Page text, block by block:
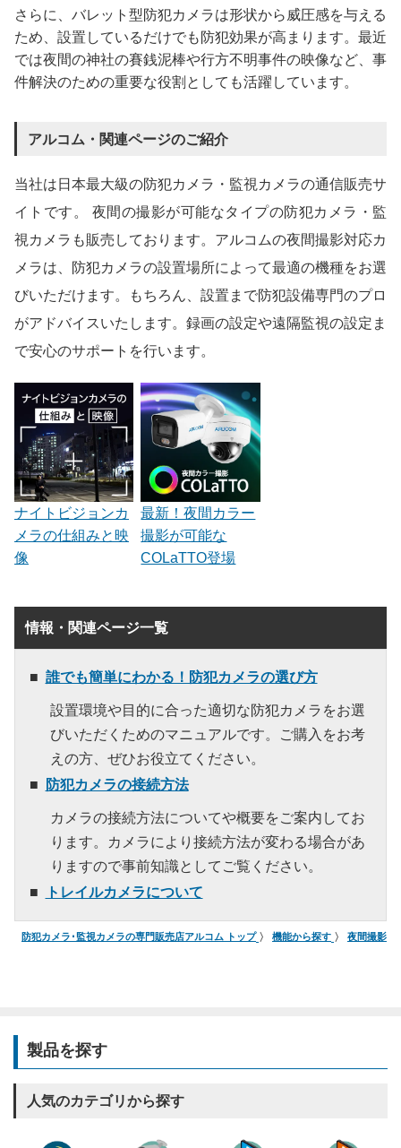
さらに、バレット型防犯カメラは形状から威圧感を与える
ため、設置しているだけでも防犯効果が高まります。最近
では夜間の神社の賽銭泥棒や行方不明事件の映像など、事
件解決のための重要な役割としても活躍しています。
アルコム・関連ページのご紹介
当社は日本最大級の防犯カメラ・監視カメラの通信販売サ
イトです。 夜間の撮影が可能なタイプの防犯カメラ・監
視カメラも販売しております。アルコムの夜間撮影対応カ
メラは、防犯カメラの設置場所によって最適の機種をお選
びいただけます。もちろん、設置まで防犯設備専門のプロ
がアドバイスいたします。録画の設定や遠隔監視の設定ま
で安心のサポートを行います。
ナイトビジョンカ
メラの仕組みと映
像
最新！夜間カラー
撮影が可能な
COLaTTO登場
情報・関連ページ一覧
誰でも簡単にわかる！防犯カメラの選び方
設置環境や目的に合った適切な防犯カメラをお選
びいただくためのマニュアルです。ご購入をお考
えの方、ぜひお役立てください。
防犯カメラの接続方法
カメラの接続方法についてや概要をご案内してお
ります。カメラにより接続方法が変わる場合があ
りますので事前知識としてご覧ください。
トレイルカメラについて
防犯カメラ･監視カメラの専門販売店アルコム トップ 機能から探す 夜間撮影対
製品を探す
人気のカテゴリから探す